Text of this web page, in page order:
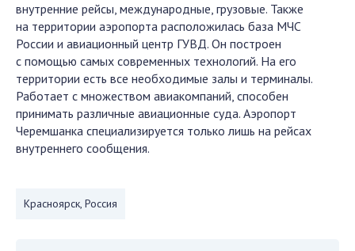
внутренние рейсы, международные, грузовые. Также
на территории аэропорта расположилась база МЧС
России и авиационный центр ГУВД. Он построен
с помощью самых современных технологий. На его
территории есть все необходимые залы и терминалы.
Работает с множеством авиакомпаний, способен
принимать различные авиационные суда. Аэропорт
Черемшанка специализируется только лишь на рейсах
внутреннего сообщения.
Красноярск, Россия